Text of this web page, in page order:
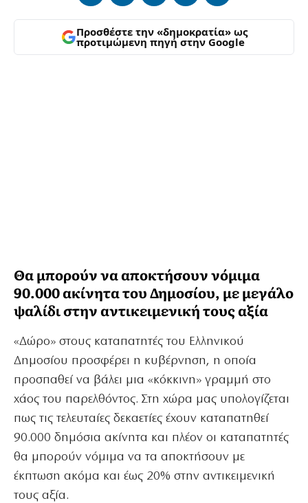
Προσθέστε την «δημοκρατία» ως
προτιμώμενη πηγή στην Google
Θα μπορούν να αποκτήσουν νόμιμα
90.000 ακίνητα του Δημοσίου, με μεγάλο
ψαλίδι στην αντικειμενική τους αξία
«Δώρο» στους καταπατητές του Ελληνικού
Δημοσίου προσφέρει η κυβέρνηση, η οποία
προσπαθεί να βάλει μια «κόκκινη» γραμμή στο
χάος του παρελθόντος. Στη χώρα μας υπολογίζεται
πως τις τελευταίες δεκαετίες έχουν καταπατηθεί
90.000 δημόσια ακίνητα και πλέον οι καταπατητές
θα μπορούν νόμιμα να τα αποκτήσουν με
έκπτωση ακόμα και έως 20% στην αντικειμενική
τους αξία.